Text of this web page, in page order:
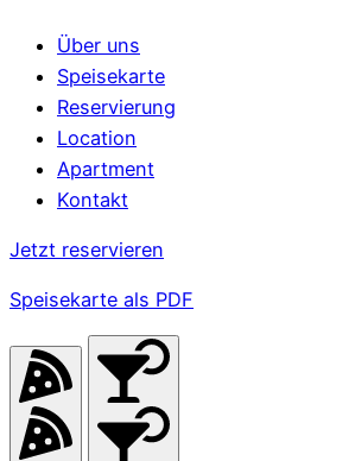
Über uns
Speisekarte
Reservierung
Location
Apartment
Kontakt
Jetzt reservieren
Speisekarte als PDF